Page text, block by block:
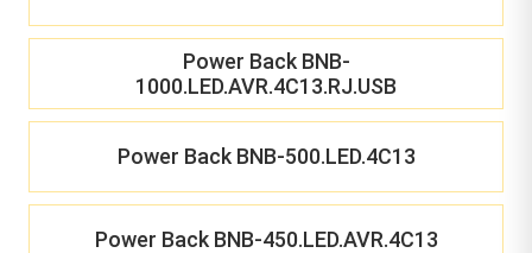
Power Back BNB-
1000.LED.AVR.4C13.RJ.USB
Power Back BNB-500.LED.4C13
Power Back BNB-450.LED.AVR.4C13